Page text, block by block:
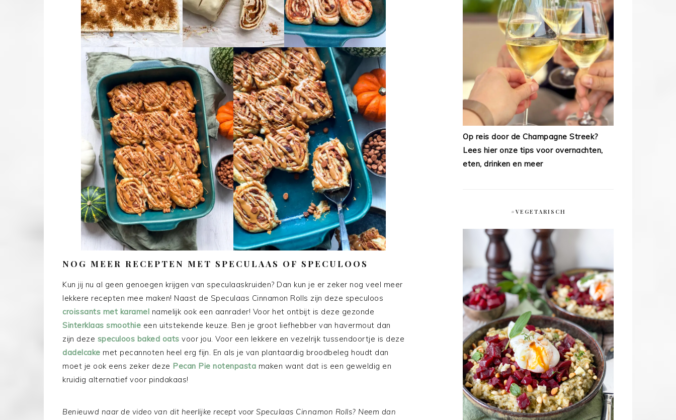
NOG MEER RECEPTEN MET SPECULAAS OF SPECULOOS
Kun jij nu al geen genoegen krijgen van speculaaskruiden? Dan kun je er zeker nog veel meer
lekkere recepten mee maken! Naast de Speculaas Cinnamon Rolls zijn deze speculoos
croissants met karamel namelijk ook een aanrader! Voor het ontbijt is deze gezonde
Sinterklaas smoothie een uitstekende keuze. Ben je groot liefhebber van havermout dan
zijn deze speculoos baked oats voor jou. Voor een lekkere en vezelrijk tussendoortje is deze
dadelcake met pecannoten heel erg fijn. En als je van plantaardig broodbeleg houdt dan
moet je ook eens zeker deze Pecan Pie notenpasta maken want dat is een geweldig en
kruidig alternatief voor pindakaas!
Benieuwd naar de video van dit heerlijke recept voor Speculaas Cinnamon Rolls? Neem dan
Op reis door de Champagne Streek?
Lees hier onze tips voor overnachten,
eten, drinken en meer
#VEGETARISCH